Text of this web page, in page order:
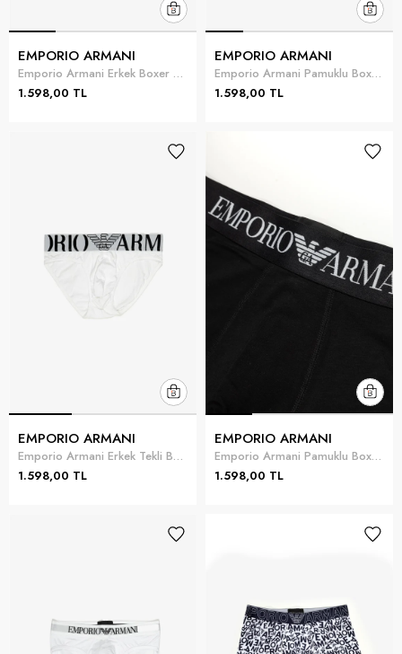
EMPORIO ARMANI
Emporio Armani Erkek Boxer Siyah
1.598,00 TL
EMPORIO ARMANI
Emporio Armani Pamuklu Boxer Beyaz
1.598,00 TL
EMPORIO ARMANI
Emporio Armani Erkek Tekli Boxer Beyaz
1.598,00 TL
EMPORIO ARMANI
Emporio Armani Pamuklu Boxer Siyah
1.598,00 TL